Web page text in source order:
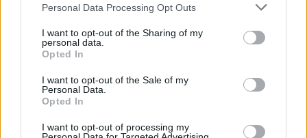
Please note that this website/app uses one or more Google
not limited to your visit or usage behaviour. You may click to
grant or deny consent to Google and its third-party tags to
use your data for below specified purposes in below Google
consent section.
Personal Data Processing Opt Outs
I want to opt-out of the Sharing of my
personal data.
Opted In
I want to opt-out of the Sale of my
Personal Data.
Opted In
I want to opt-out of processing my
quell'appunto nacque la sua linea editoriale,
critico. Dettaglio unico: una stagione
allenatore under15 al Chieri e ciclista urbano.